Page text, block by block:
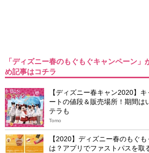
「ディズニー春のもぐもぐキャンペーン」
め記事はコチラ
【ディズニー春キャン2020】
ートの値段＆販売場所！期間は
テラも
Tomo
【2020】ディズニー春のもぐ
は？アプリでファストパスを取